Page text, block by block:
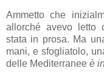
Ammetto che
allorché avevo letto
stata in prosa. Ma
mani, e sfogliatolo,
delle Mediterranee è